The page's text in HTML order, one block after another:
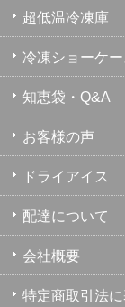
超低温冷凍庫
冷凍ショーケー
知恵袋・Q&A
お客様の声
ドライアイス
配達について
会社概要
特定商取引法